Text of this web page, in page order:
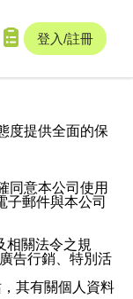
登入/註冊
度提供全面的保
同意本公司使用
子郵件與本公司
相關法令之規
告行銷、特別活
其有關個人資料